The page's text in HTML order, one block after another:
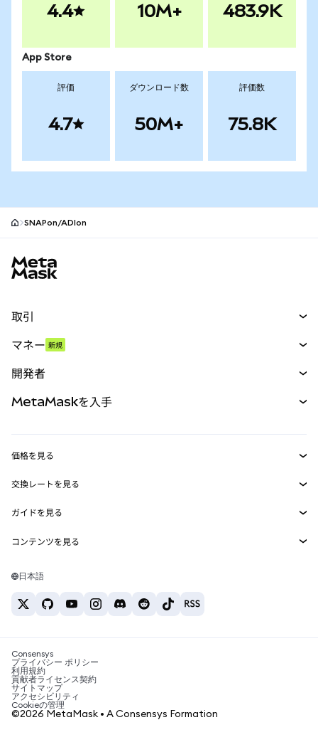
4.4 10M+ 483.9K
App Store
評価
4.7
ダウンロード数
50M+
評価数
75.8K
SNAPon/ADIon
取引
パーペチュアル
RWA
マネー 新規
開発者
MetaMask Connect
Snaps
Web3サービス
MetaMaskを入手
セキュリティ
サポート
キャリア
お問い合わせ
価格を見る
イーサリアムの価格
Solanaの価格
Tetherの価格
交換レートを見る
ETH→USD
USDT→INR
BTC→INR
ETH→USDT
ガイドを見る
ETHの購入
USDTの購入
SHIBの購入
BNBの購入
コンテンツを見る
Solanaウォレット
税制関連ニュース
暗号資産の購入方法は？
ビットコインを売るには？
日本語
Consensys
プライバシー ポリシー
利用規約
貢献者ライセンス契約
サイトマップ
アクセシビリティ
Cookieの管理
©2026 MetaMask • A Consensys Formation